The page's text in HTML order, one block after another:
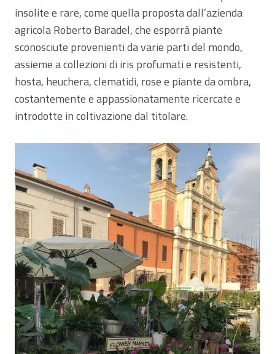
insolite e rare, come quella proposta dall’azienda
agricola Roberto Baradel, che esporrà piante
sconosciute provenienti da varie parti del mondo,
assieme a collezioni di iris profumati e resistenti,
hosta, heuchera, clematidi, rose e piante da ombra,
costantemente e appassionatamente ricercate e
introdotte in coltivazione dal titolare.